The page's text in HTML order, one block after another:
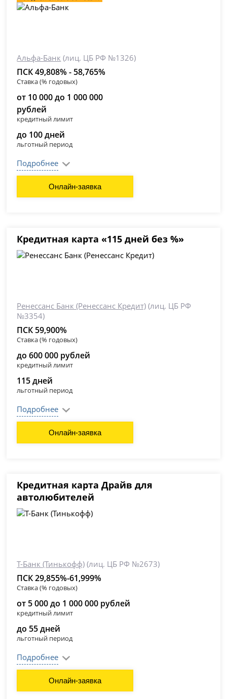
Альфа-Банк (лиц. ЦБ РФ №1326)
ПСК 49,808% - 58,765%
Ставка (% годовых)
от 10 000 до 1 000 000
рублей
кредитный лимит
до 100 дней
льготный период
Подробнее
Онлайн-заявка
Кредитная карта «115 дней без %»
Ренессанс Банк (Ренессанс Кредит) (лиц. ЦБ РФ
№3354)
ПСК 59,900%
Ставка (% годовых)
до 600 000 рублей
кредитный лимит
115 дней
льготный период
Подробнее
Онлайн-заявка
Кредитная карта Драйв для
автолюбителей
Т-Банк (Тинькофф) (лиц. ЦБ РФ №2673)
ПСК 29,855%-61,999%
Ставка (% годовых)
от 5 000 до 1 000 000 рублей
кредитный лимит
до 55 дней
льготный период
Подробнее
Онлайн-заявка